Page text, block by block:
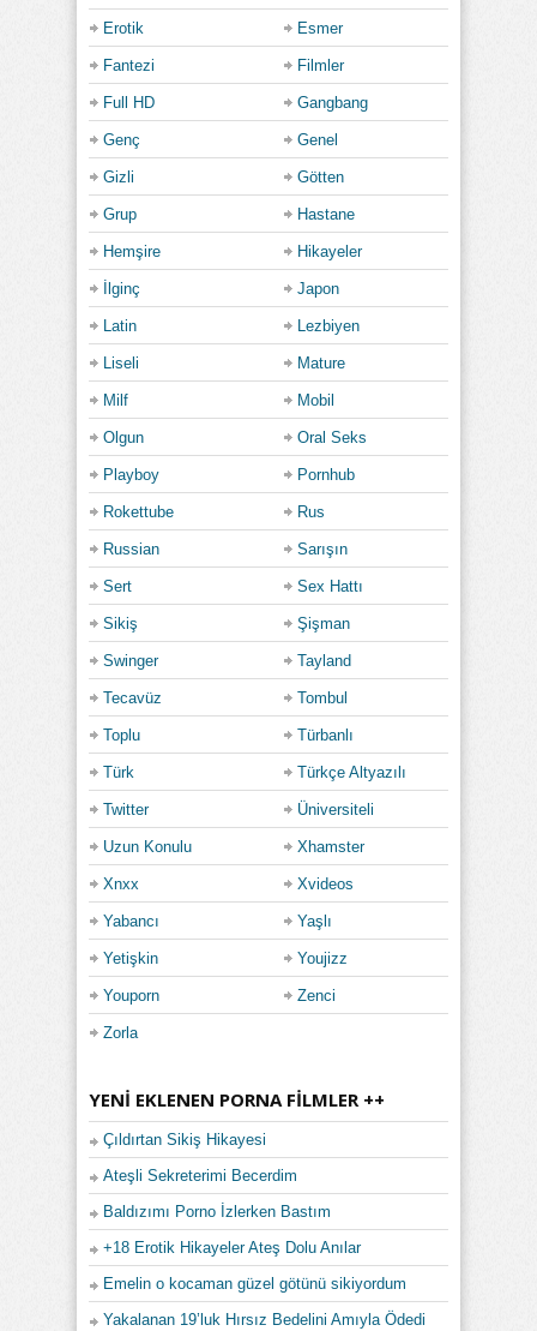
Erotik Esmer
Fantezi Filmler
Full HD Gangbang
Genç Genel
Gizli Götten
Grup Hastane
Hemşire Hikayeler
İlginç Japon
Latin Lezbiyen
Liseli Mature
Milf Mobil
Olgun Oral Seks
Playboy Pornhub
Rokettube Rus
Russian Sarışın
Sert Sex Hattı
Sikiş Şişman
Swinger Tayland
Tecavüz Tombul
Toplu Türbanlı
Türk Türkçe Altyazılı
Twitter Üniversiteli
Uzun Konulu Xhamster
Xnxx Xvideos
Yabancı Yaşlı
Yetişkin Youjizz
Youporn Zenci
Zorla
YENI EKLENEN PORNA FILMLER ++
Çıldırtan Sikiş Hikayesi
Ateşli Sekreterimi Becerdim
Baldızımı Porno İzlerken Bastım
+18 Erotik Hikayeler Ateş Dolu Anılar
Emelin o kocaman güzel götünü sikiyordum
Yakalanan 19’luk Hırsız Bedelini Amıyla Ödedi